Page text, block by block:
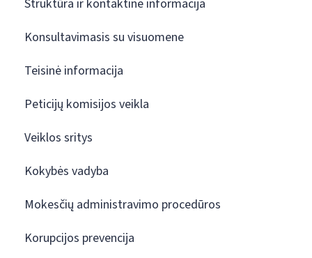
Struktūra ir kontaktinė informacija
Konsultavimasis su visuomene
Teisinė informacija
Peticijų komisijos veikla
Veiklos sritys
Kokybės vadyba
Mokesčių administravimo procedūros
Korupcijos prevencija